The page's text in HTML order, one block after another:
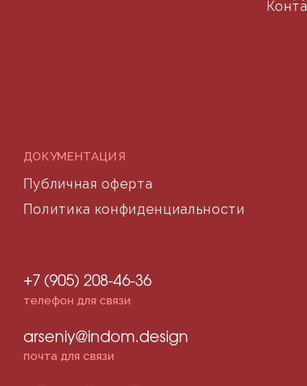
©2024 desidom. Все права защищены
Разработка сайта